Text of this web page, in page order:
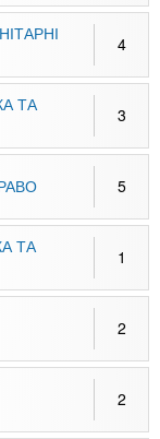
4
ТА
3
5
ТА
1
2
2